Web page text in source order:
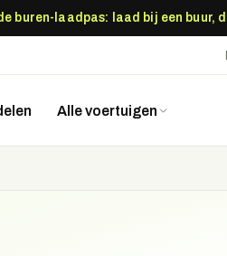
buren-laadpas: laad bij een buur,
Alle voertuigen